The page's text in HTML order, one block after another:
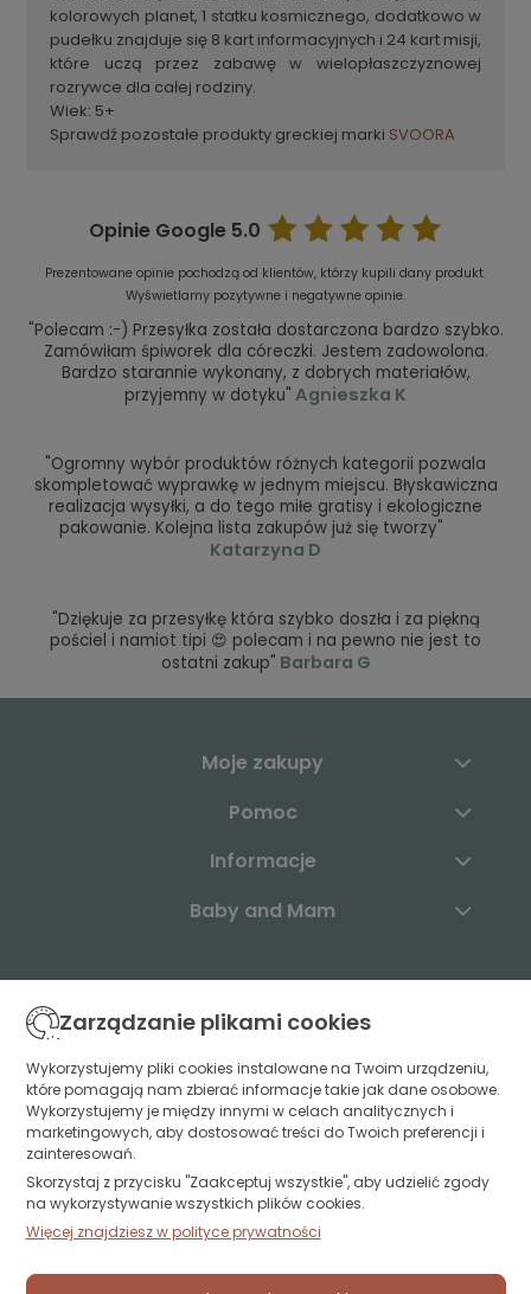
kolorowych planet, 1 statku kosmicznego, dodatkowo w
pudełku znajduje się 8 kart informacyjnych i 24 kart misji,
które uczą przez zabawę w wielopłaszczyznowej
rozrywce dla całej rodziny.
Wiek: 5+
Sprawdź pozostałe produkty greckiej marki SVOORA
Opinie Google5.0
Prezentowane opinie pochodzą od klientów, którzy kupili dany produkt.
Wyświetlamy pozytywne i negatywne opinie.
"Polecam :-) Przesyłka została dostarczona bardzo szybko.
Zamówiłam śpiworek dla córeczki. Jestem zadowolona.
Bardzo starannie wykonany, z dobrych materiałów,
przyjemny w dotyku" Agnieszka K
"Ogromny wybór produktów różnych kategorii pozwala
skompletować wyprawkę w jednym miejscu. Błyskawiczna
realizacja wysyłki, a do tego miłe gratisy i ekologiczne
pakowanie. Kolejna lista zakupów już się tworzy"
Katarzyna D
"Dziękuje za przesyłkę która szybko doszła i za piękną
pościel i namiot tipi 😍 polecam i na pewno nie jest to
ostatni zakup" Barbara G
Moje zakupy
Pomoc
Informacje
Baby and Mam
+48 883 003 904
kontakt@babyandmam.pl
Znajdź nas:
15-349 Białystok
Zarządzanie plikami cookies
Wykorzystujemy pliki cookies instalowane na Twoim urządzeniu,
które pomagają nam zbierać informacje takie jak dane osobowe.
Wykorzystujemy je między innymi w celach analitycznych i
marketingowych, aby dostosować treści do Twoich preferencji i
zainteresowań.
Skorzystaj z przycisku "Zaakceptuj wszystkie", aby udzielić zgody
na wykorzystywanie wszystkich plików cookies.
Więcej znajdziesz w polityce prywatności